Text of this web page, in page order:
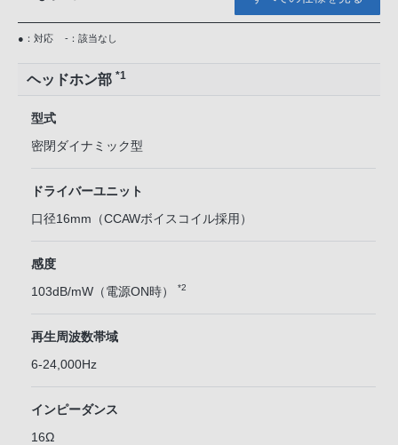
●：対応 -：該当なし
ヘッドホン部 *1
型式
密閉ダイナミック型
ドライバーユニット
口径16mm（CCAWボイスコイル採用）
感度
103dB/mW（電源ON時） *2
再生周波数帯域
6-24,000Hz
インピーダンス
16Ω